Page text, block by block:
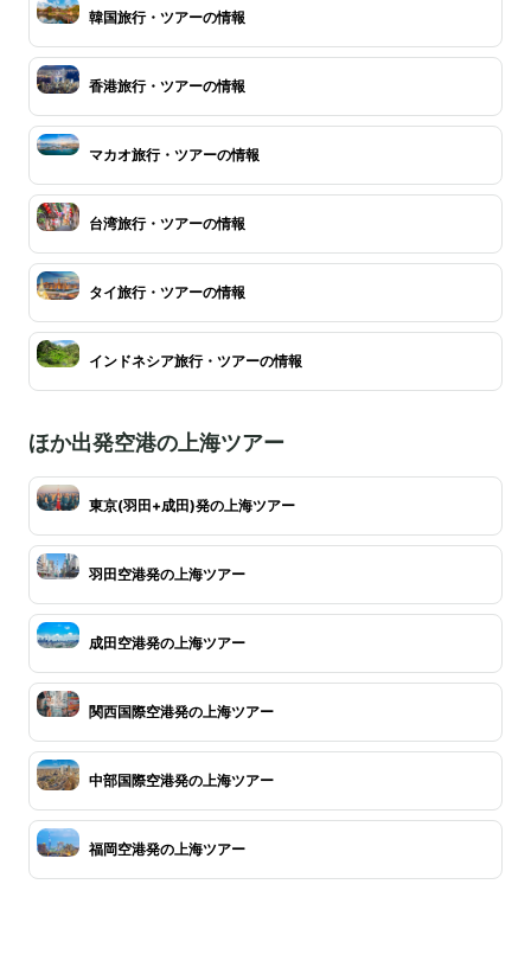
韓国旅行・ツアーの情報
香港旅行・ツアーの情報
マカオ旅行・ツアーの情報
台湾旅行・ツアーの情報
タイ旅行・ツアーの情報
インドネシア旅行・ツアーの情報
ほか出発空港の上海ツアー
東京(羽田+成田)発の上海ツアー
羽田空港発の上海ツアー
成田空港発の上海ツアー
関西国際空港発の上海ツアー
中部国際空港発の上海ツアー
福岡空港発の上海ツアー